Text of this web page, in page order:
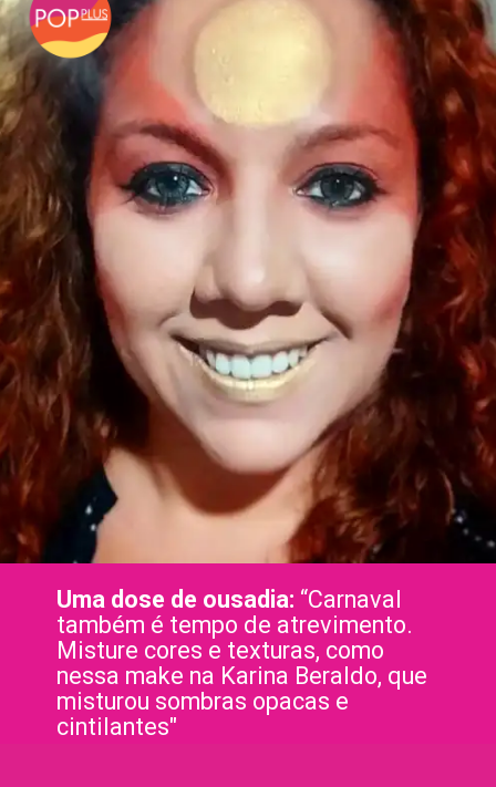
Uma dose de ousadia: “Carnaval
também é tempo de atrevimento.
Misture cores e texturas, como
nessa make na Karina Beraldo, que
misturou sombras opacas e
cintilantes"